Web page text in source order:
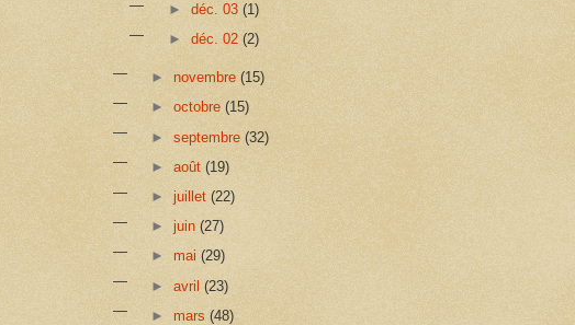
► déc. 03 (1)
► déc. 02 (2)
► novembre(15)
►octobre(15)
►septembre(32)
►août(19)
►juillet(22)
►juin(27)
►mai(29)
►avril(23)
► mars(48)